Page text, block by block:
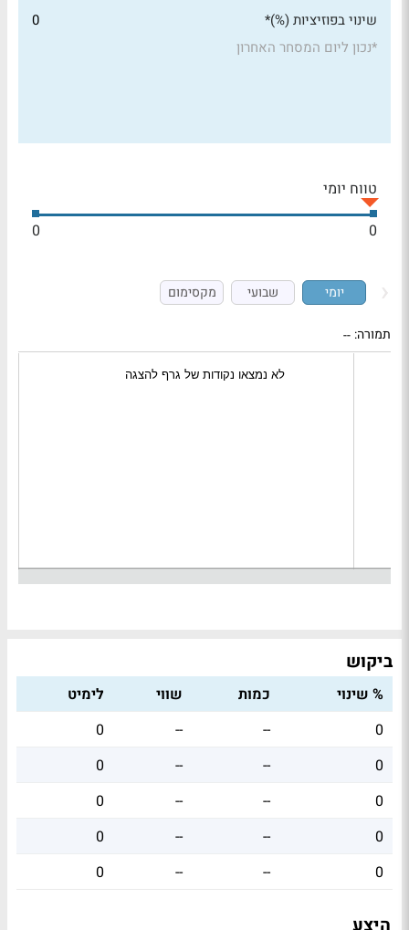
שינוי בפוזיציות (%)*
0
*נכון ליום המסחר האחרון
טווח יומי
0
0
יומי שבועי מקסימום
תמורה: --
ביקוש
% שינוי כמות שווי
לימיט
0
--
--
0
0
--
--
0
0
--
--
0
0
--
--
0
0
--
--
0